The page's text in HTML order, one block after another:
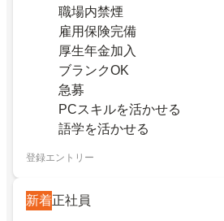
職場内禁煙
雇用保険完備
厚生年金加入
ブランクOK
急募
PCスキルを活かせる
語学を活かせる
登録エントリー
新着正社員